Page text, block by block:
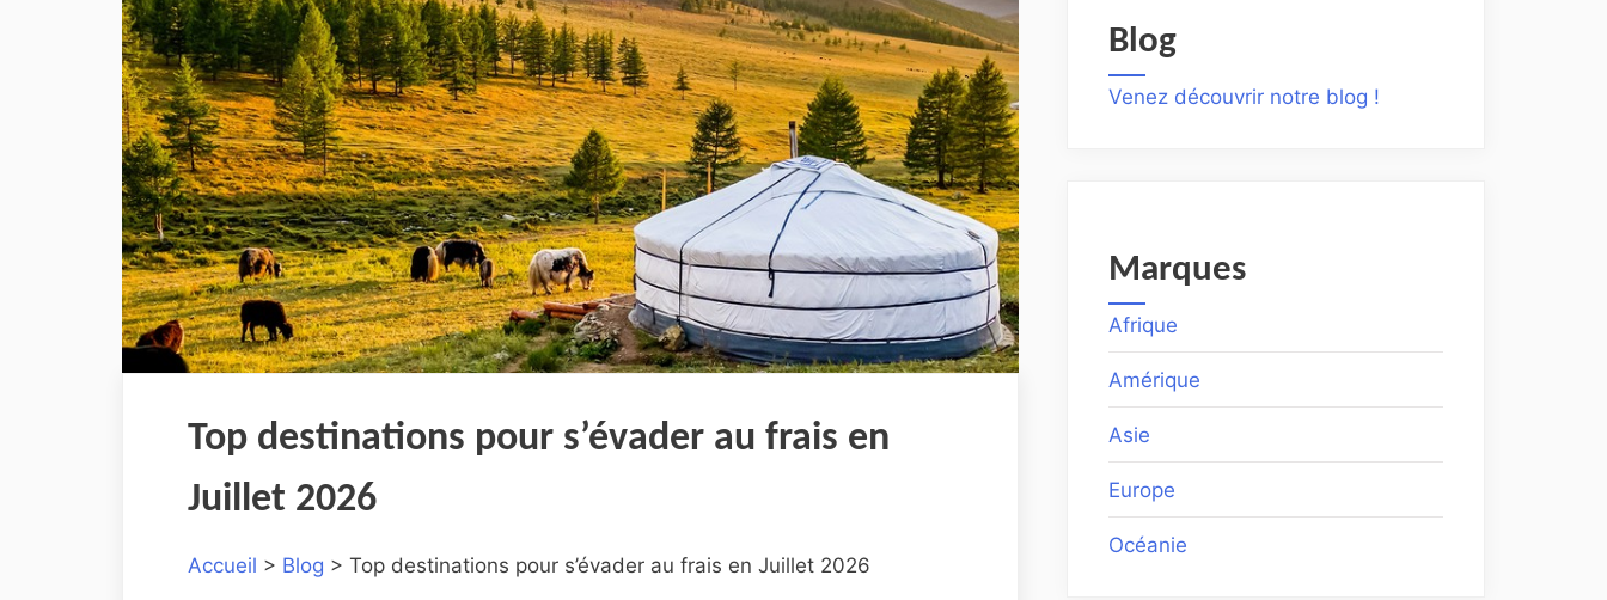
Top destinations pour s’évader au frais en
Juillet 2026
Accueil > Blog > Top destinations pour s’évader au frais en Juillet 2026
Blog
Venez découvrir notre blog !
Marques
Afrique
Amérique
Asie
Europe
Océanie